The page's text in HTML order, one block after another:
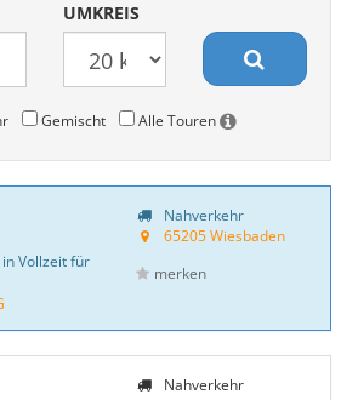
UMKREIS
Gemischt Alle Touren
Vollzeit für
Nahverkehr
65205 Wiesbaden
merken
Nahverkehr